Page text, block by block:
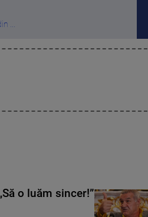
...
o luăm sincer!”